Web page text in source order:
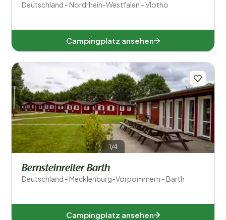
Unterkunftstyp
Schwimmen
Allgemein
Sport und Freizeit
Deutschland - Nordrhein-Westfalen - Vlotho
Campingplatz ansehen
1/4
Bernsteinreiter Barth
Deutschland - Mecklenburg-Vorpommern - Barth
Campingplatz ansehen